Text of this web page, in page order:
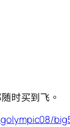
时买到飞。